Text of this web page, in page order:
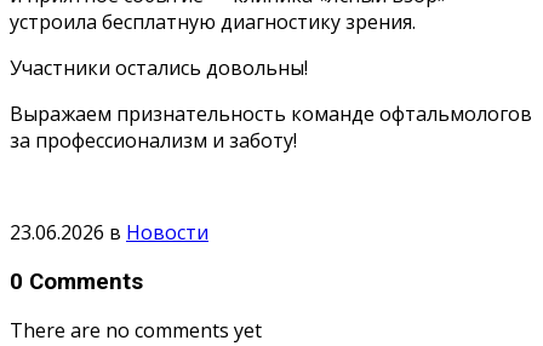
устроила бесплатную диагностику зрения.
Участники остались довольны!
Выражаем признательность команде офтальмологов
за профессионализм и заботу!
23.06.2026 в Новости
0 Comments
There are no comments yet